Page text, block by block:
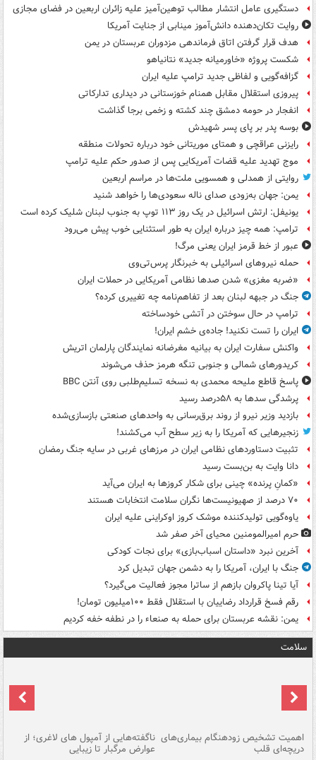
دستگیری عامل انتشار مطالب توهین‌آمیز علیه زائران اربعین در فضای مجازی
روایت تکان‌دهنده دانش‌آموز مینابی از جنایت آمریکا
هدف قرار گرفتن اتاق‌ فرماندهی مزدوران عربستان در یمن
شکست پروژه «خاورمیانه جدید» نتانیاهو
گزافه‌گویی و لفاظی جدید ترامپ علیه ایران
پیروزی استقلال مقابل همنام خوزستانی در دیداری تدارکاتی
انفجار در حومه دمشق چند کشته و زخمی برجا گذاشت
بوسه‌ پدر بر پای پسر شهیدش
رایزنی عراقچی و همتای موریتانی خود درباره تحولات منطقه
موج تهدید علیه قضات آمریکایی پس از صدور حکم علیه ترامپ
روایتی از همدلی و همسویی ملت‌ها در مراسم اربعین
یمن: جهان به‌زودی صدای ناله سعودی‌ها را خواهد شنید
یونیفل: ارتش اسرائیل در یک روز ۱۱۳ توپ به جنوب لبنان شلیک کرده است
ترامپ: همه چیز درباره ایران به طور استثنایی خوب پیش می‌رود
عبور از خط قرمز ایران یعنی مرگ!
حمله نیروهای اسرائیلی به خبرنگار پرس‌تی‌وی
«ضربه مغزی» شدن صدها نظامی آمریکایی در حملات ایران
جنگ در جبهه لبنان بعد از تفاهم‌نامه چه تغییری کرده؟
ترامپ در حال سوختن در آتشی خودساخته
ایران را تست نکنید! جاده‌ی خشم ایران!
واکنش سفارت ایران به بیانیه مغرضانه نمایندگان پارلمان اتریش
کریدورهای شمالی و جنوبی تنگه هرمز حذف می‌شوند
پاسخ قاطع ملیحه محمدی به نسخه تسلیم‌طلبی روی آنتن BBC
پرشدگی سدها به ۵۸درصد رسید
بازدید وزیر نیرو از روند برق‌رسانی به واحدهای صنعتی بازسازی‌شده
زنجیرهایی که آمریکا را به زیر سطح آب می‌کشند!
تثبیت دستاوردهای نظامی ایران در مرزهای غربی در سایه جنگ رمضان
دانا وایت به بن‌بست رسید
«کمانِ پرنده» چینی برای شکار کروزها به ایران می‌آید
۷۰ درصد از صهیونیست‌ها نگران سلامت انتخابات هستند
یاوه‌گویی تولیدکننده موشک کروز اوکراینی علیه ایران
حرم امیرالمومنین محیای آخر صفر شد
آخرین نبرد «داستان اسباب‌بازی» برای نجات کودکی
جنگ با ایران، آمریکا را به دشمن جهان تبدیل کرد
آیا تینا پاکروان بازهم از ساترا مجوز فعالیت می‌گیرد؟
رقم فسخ قرارداد رضاییان با استقلال فقط ۱۰۰میلیون تومان!
یمن: نقشه عربستان برای حمله به صنعاء را در نطفه خفه کردیم
سلامت
اهمیت تشخیص زودهنگام بیماری‌های
دریچه‌ای قلب
ناگفته‌هایی از آمپول های لاغری؛ از
عوارض مرگبار تا زیبایی